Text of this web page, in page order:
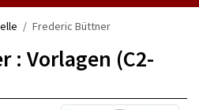
Frederic Büttner
: Vorlagen (C2-